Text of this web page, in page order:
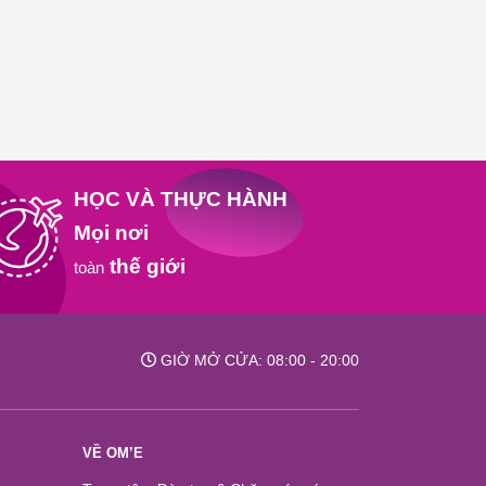
HỌC VÀ THỰC HÀNH
Mọi nơi
toànthế giới
GIỜ MỞ CỬA: 08:00 - 20:00
VỀ OM’E